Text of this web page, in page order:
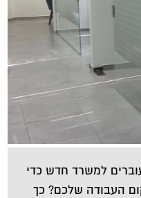
למשרד חדש כדי
העבודה שלכם? כך